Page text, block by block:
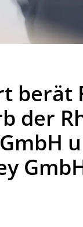
berät
der